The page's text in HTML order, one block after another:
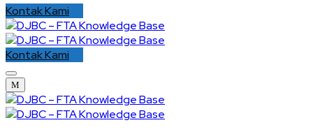
Kontak Kami
Kontak Kami